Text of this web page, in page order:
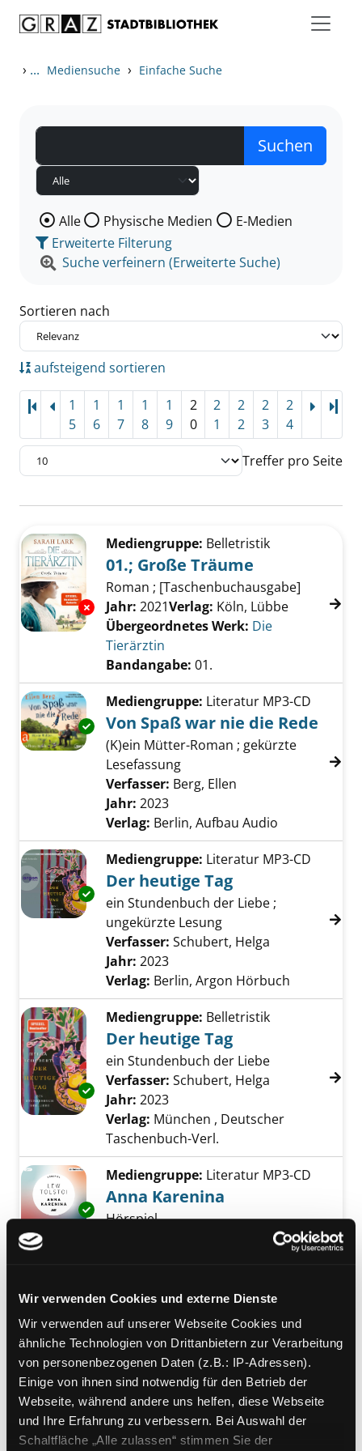
Wir verwenden Cookies und externe Dienste
Wir verwenden auf unserer Webseite Cookies und
ähnliche Technologien von Drittanbietern zur Verarbeitung
von personenbezogenen Daten (z.B.: IP-Adressen).
Einige von ihnen sind notwendig für den Betrieb der
Webseite, während andere uns helfen, diese Webseite
und Ihre Erfahrung zu verbessern. Bei Auswahl der
Schaltfläche „Alle zulassen“ stimmen Sie der
› ... Mediensuche › Einfache Suche
Wählen Sie die Medienart nach der Sie suchen wollen.
Alle Physische Medien
E-Medien
Erweiterte Filterung
Suche verfeinern (Erweiterte Suche)
Sortieren nach
aufsteigend sortieren
1
5
1
6
1
7
1
8
1
9
2
0
2
1
2
2
2
3
2
4
Treffer pro Seite
Zu den Suchfiltern springen
Exemplar-Details von 01.; Große Träume
Mediengruppe: Belletristik
01.; Große Träume
Roman ; [Taschenbuchausgabe]
Suche nach diesem Verfasser
Jahr: 2021Verlag: Köln, Lübbe
Übergeordnetes Werk: Die
Tierärztin
Bandangabe: 01.
Exemplar-Details von Von Spaß war nie die
Mediengruppe: Literatur MP3-CD
Von Spaß war nie die Rede
(K)ein Mütter-Roman ; gekürzte
Lesefassung
Verfasser: Berg, Ellen
Jahr: 2023
Verlag: Berlin, Aufbau Audio
Exemplar-Details von Der heutige Tag
Mediengruppe: Literatur MP3-CD
Der heutige Tag
ein Stundenbuch der Liebe ;
ungekürzte Lesung
Verfasser: Schubert, Helga
Jahr: 2023
Verlag: Berlin, Argon Hörbuch
Exemplar-Details von Der heutige Tag
Mediengruppe: Belletristik
Der heutige Tag
ein Stundenbuch der Liebe
Verfasser: Schubert, Helga Suche nach
Jahr: 2023
Verlag: München , Deutscher
Taschenbuch-Verl.
Exemplar-Details von Anna Karenina
Mediengruppe: Literatur MP3-CD
Anna Karenina
Hörspiel
Suche nach
Exemplar-Details von Privateigentum
Privateigentum
Roman
Verfasser:Deck, JuliaSuche nach diesem
Jahr:2020
Verlag:Berlin, Wagenbach
Reihe:Salto